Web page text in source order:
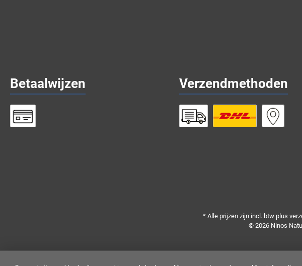
Betaalwijzen Verzendmethoden
* Alle prijzen zijn incl. btw plus
© 2026 Ninos